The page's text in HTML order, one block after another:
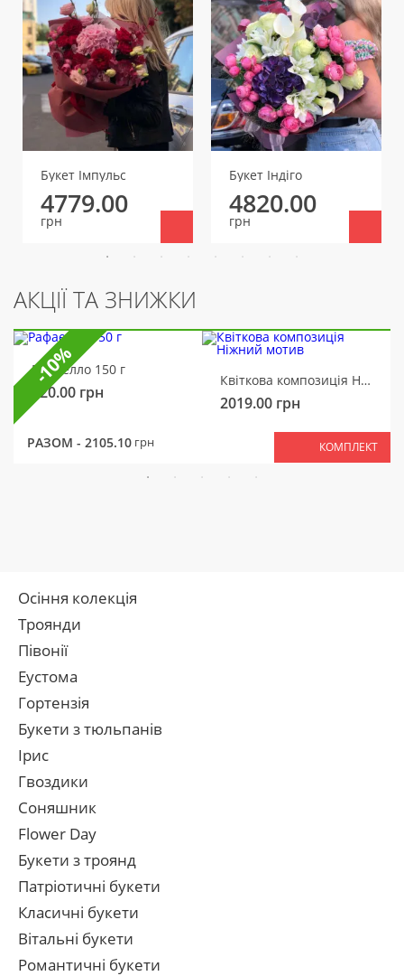
Букет Імпульс
4779.00
грн
Букет Індіго
4820.00
грн
АКЦІЇ ТА ЗНИЖКИ
Рафаелло 150 г
320.00 грн
Квіткова композиція Ніжний мотив
2019.00 грн
РАЗОМ - 2105.10 грн КОМПЛЕКТ
-10%
Осіння колекція
Троянди
Півонії
Еустома
Гортензія
Букети з тюльпанів
Ірис
Гвоздики
Соняшник
Flower Day
Букети з троянд
Патріотичні букети
Класичні букети
Вітальні букети
Романтичні букети